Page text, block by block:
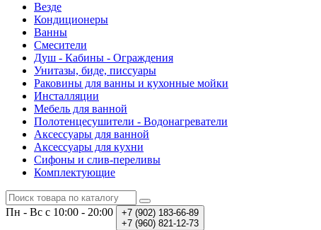
Везде
Кондиционеры
Ванны
Смесители
Душ - Кабины - Ограждения
Унитазы, биде, писсуары
Раковины для ванны и кухонные мойки
Инсталляции
Мебель для ванной
Полотенцесушители - Водонагреватели
Аксессуары для ванной
Аксессуары для кухни
Сифоны и слив-переливы
Комплектующие
Пн - Вс с 10:00 - 20:00 +7 (902) 183-66-89
+7 (960) 821-12-73